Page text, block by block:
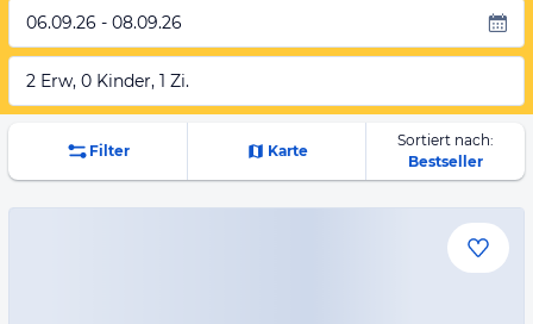
06.09.26 - 08.09.26
2 Erw, 0 Kinder, 1 Zi.
Filter Karte
Sortiert nach:
Bestseller